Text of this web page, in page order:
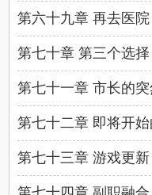
第六十九章 再去医院
第七十章 第三个选择
第七十一章 市长的
第七十二章 即将开
第七十三章 游戏更新